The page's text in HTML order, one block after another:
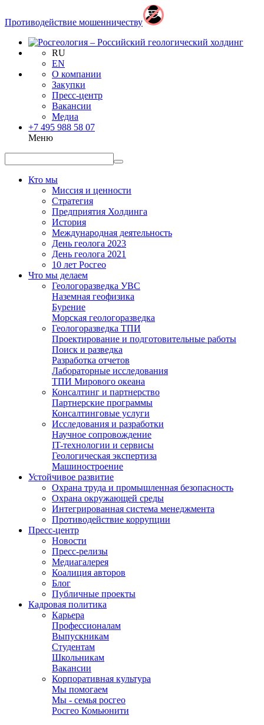
Противодействие мошенничеству
RU
EN
О компании
Закупки
Пресс-центр
Вакансии
Медиа
+7 495 988 58 07
Меню
Кто мы
Миссия и ценности
Стратегия
Предприятия Холдинга
История
Международная деятельность
День геолога 2023
День геолога 2021
10 лет Росгео
Что мы делаем
Геологоразведка УВС
Наземная геофизика
Бурение
Морская геологоразведка
Геологоразведка ТПИ
Проектирование и подготовительные работы
Поиск и разведка
Разработка отчетов
Лабораторные исследования
ТПИ Мирового океана
Консалтинг и партнерство
Партнерские программы
Консалтинговые услуги
Исследования и разработки
Научное сопровождение
IT-технологии и сервисы
Геологическая экспертиза
Машиностроение
Устойчивое развитие
Охрана труда и промышленная безопасность
Охрана окружающей среды
Интегрированная система менеджмента
Противодействие коррупции
Пресс-центр
Новости
Пресс-релизы
Медиагалерея
Коалиция авторов
Блог
Публичные проекты
Кадровая политика
Карьера
Профессионалам
Выпускникам
Студентам
Школьникам
Вакансии
Корпоративная культура
Мы помогаем
Мы - семья росгео
Росгео Комьюнити